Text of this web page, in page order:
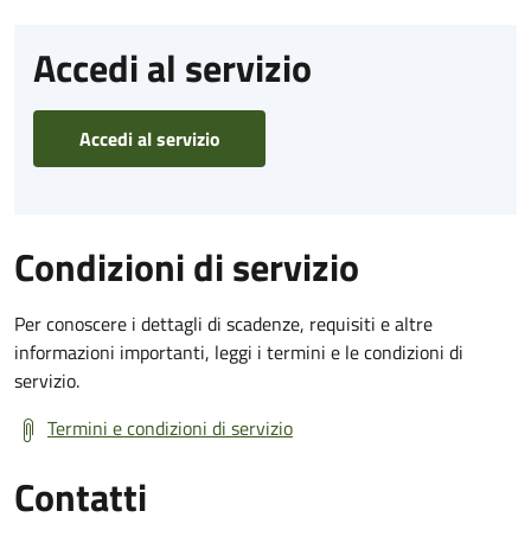
Accedi al servizio
Accedi al servizio
Condizioni di servizio
Per conoscere i dettagli di scadenze, requisiti e altre
informazioni importanti, leggi i termini e le condizioni di
servizio.
Termini e condizioni di servizio
Contatti